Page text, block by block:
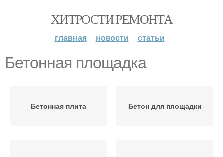
ХИТРОСТИ РЕМОНТА
главная новости статьи
Бетонная площадка
Бетонная плита Бетон для площадки